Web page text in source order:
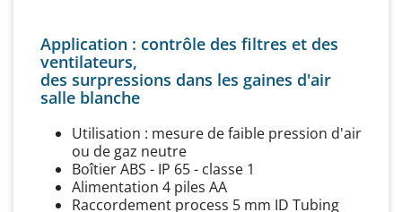
Application : contrôle des filtres et des
ventilateurs,
des surpressions dans les gaines d'air
salle blanche
Utilisation : mesure de faible pression d'air
ou de gaz neutre
Boîtier ABS - IP 65 - classe 1
Alimentation 4 piles AA
Raccordement process 5 mm ID Tubing